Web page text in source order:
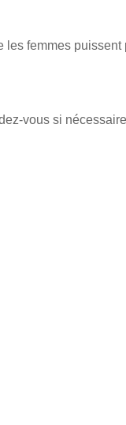
les femmes puissent
vous si nécessaire